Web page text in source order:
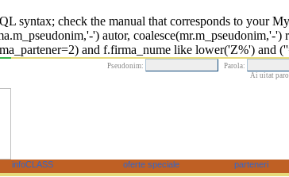
syntax; check the manual that corresponds to your
') autor,
and f.firma_nume like lower('Z%') and
Pseudonim:
Parola:
Ai uitat